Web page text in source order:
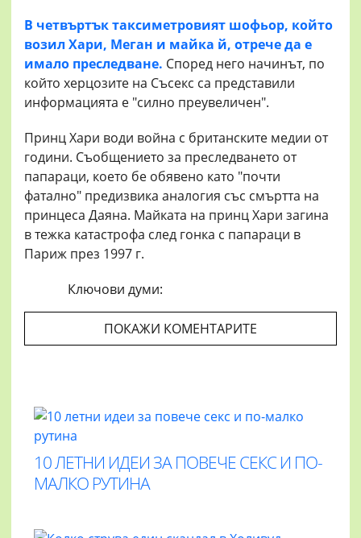
В четвъртък таксиметровият шофьор, който
возил Хари, Меган и майка й, отрече да е
имало преследване. Според него начинът, по
който херцозите на Съсекс са представили
информацията е "силно преувеличен".
Принц Хари води война с британските медии от
години. Съобщението за преследването от
папараци, което бе обявено като "почти
фатално" предизвика аналогия със смъртта на
принцеса Даяна. Майката на принц Хари загина
в тежка катастрофа след гонка с папараци в
Париж през 1997 г.
Ключови думи:
ПОКАЖИ КОМЕНТАРИТЕ
10 ЛЕТНИ ИДЕИ ЗА ПОВЕЧЕ СЕКС И ПО-
МАЛКО РУТИНА